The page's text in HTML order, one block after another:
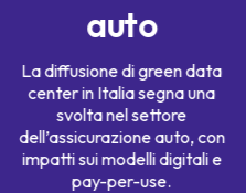
auto
La diffusione di green data
center in Italia segna una
svolta nel settore
dell’assicurazione auto, con
impatti sui modelli digitali e
pay-per-use.